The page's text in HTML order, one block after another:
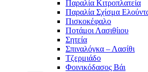
Παραλία Κιτροπλατεία
Παραλία Σχίσμα
Πισκοκέφαλο
Ποτάμοι Λασιθίιου
Σητεία
Σπιναλόγκα – Λασίθι
Τζερμιάδο
Φοινικόδασος Βάι